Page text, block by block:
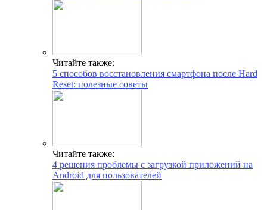
Читайте также:
5 способов восстановления смартфона после Hard
Reset: полезные советы
Читайте также:
4 решения проблемы с загрузкой приложений на
Android для пользователей